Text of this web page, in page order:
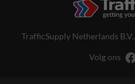
TrafficSupply Netherlands B.V.,
Volg ons